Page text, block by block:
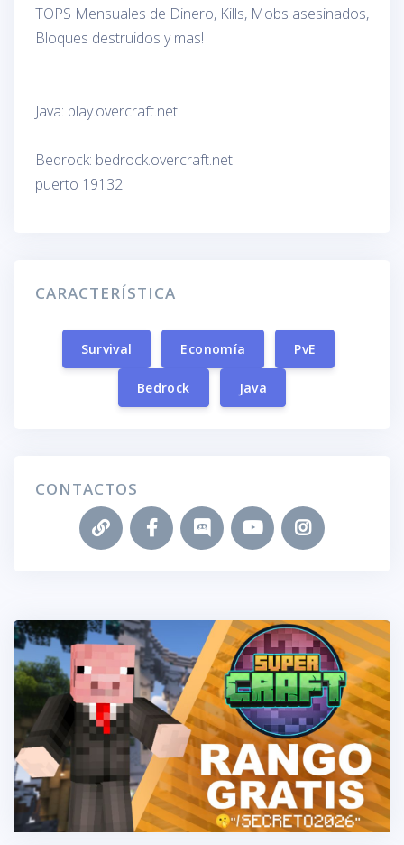
TOPS Mensuales de Dinero, Kills, Mobs asesinados,
Bloques destruidos y mas!
Java: play.overcraft.net
Bedrock: bedrock.overcraft.net
puerto 19132
CARACTERÍSTICA
Survival Economía PvE
Bedrock Java
CONTACTOS